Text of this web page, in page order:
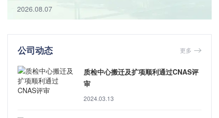
2026.08.07
公司动态 更多
质检中心搬迁及扩项顺利通过CNAS评
审
2024.03.13